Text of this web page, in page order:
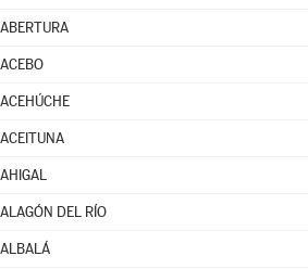
ABERTURA
ACEBO
ACEHÚCHE
ACEITUNA
AHIGAL
ALAGÓN DEL RÍO
ALBALÁ